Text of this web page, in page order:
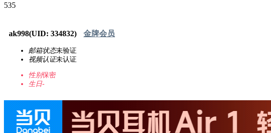
535
ak998(UID: 334832) 金牌会员
邮箱状态未验证
视频认证未认证
性别保密
生日-